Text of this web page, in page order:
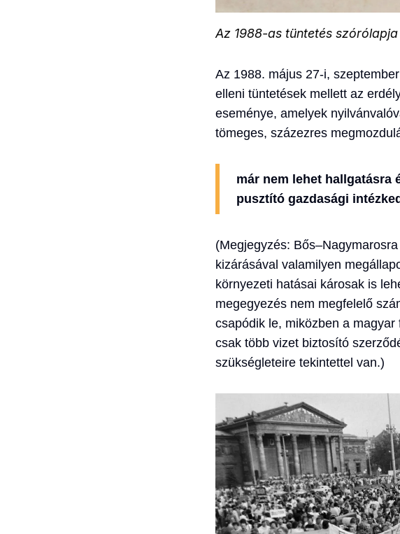
Az 1988-as tüntetés
Az 1988. május 27-i,
elleni tüntetések mellett az
eseménye, amelyek
tömeges, százezres
már nem lehet hallgatásra
pusztító gazdasági
(Megjegyzés:
kizárásával valamilyen
környezeti hatásai károsak is
megegyezés nem megfelelő
csapódik le, miközben a
csak több vizet biztosító
szükségleteire tekintettel van.)